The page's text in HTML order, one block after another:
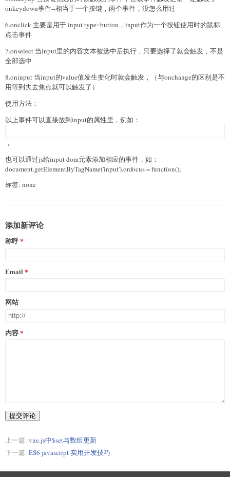
onkeydown事件--相当于一个按键，两个事件，没怎么用过
6.onclick 主要是用于 input type=button，input作为一个按钮使用时的鼠标
点击事件
7.onselect 当input里的内容文本被选中后执行，只要选择了就会触发，不是
全部选中
8.oninput 当input的value值发生变化时就会触发，（与onchange的区别是不
用等到失去焦点就可以触发了）
使用方法：
以上事件可以直接放到input的属性里，例如：
，
也可以通过js给input dom元素添加相应的事件，如：
document.getElementByTagName('input').onfocus = function();
标签: none
添加新评论
称呼
Email
网站
内容
提交评论
上一篇: vue.js中$set与数组更新
下一篇: ES6 javascript 实用开发技巧